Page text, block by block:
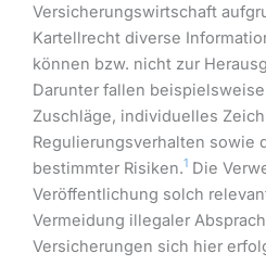
Versicherungswirtschaft
Kartellrecht diverse
können bzw. nicht zur
Darunter fallen
Zuschläge, individuelles
Regulierungsverhalten sowie
bestimmter Risiken.1 Die
Veröffentlichung solch
Vermeidung illegaler
Versicherungen sich hier